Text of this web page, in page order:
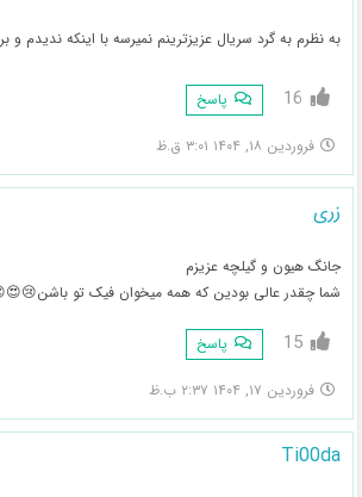
به نظرم به گرد سریال عزیزترینم نمیرسه با اینکه ندیدم و
16 پاسخ
فروردین ۱۸, ۱۴۰۴ ۳:۰۱ ق.ظ
زری
جانگ هیون و گیلچه عزیزم
شما چقدر عالی بودین که همه میخوان فیک تو
15 پاسخ
فروردین ۱۷, ۱۴۰۴ ۲:۳۷ ب.ظ
Ti00da